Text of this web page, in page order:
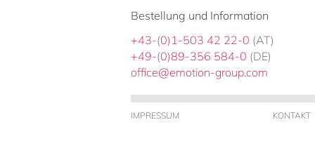
Bestellung und Information
+43-(0)1-503 42 22-0 (AT)
+49-(0)89-356 584-0 (DE)
office@emotion-group.com
IMPRESSUM KONTAKT